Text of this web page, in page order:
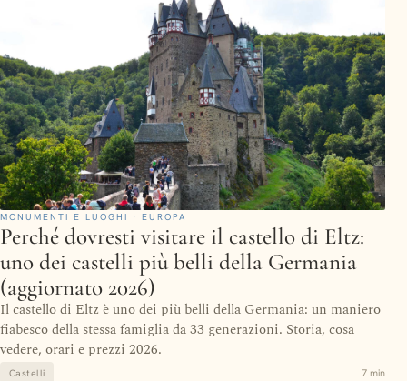
MONUMENTI E LUOGHI · EUROPA
Perché dovresti visitare il castello di Eltz:
uno dei castelli più belli della Germania
(aggiornato 2026)
Il castello di Eltz è uno dei più belli della Germania: un maniero
fiabesco della stessa famiglia da 33 generazioni. Storia, cosa
vedere, orari e prezzi 2026.
Castelli 7 min